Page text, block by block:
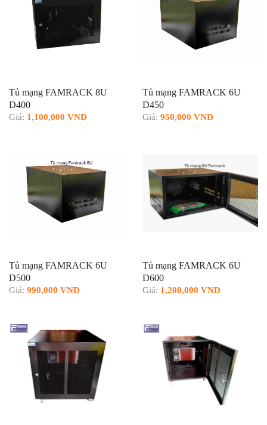
Tủ mạng FAMRACK 8U
D400
Giá: 1,100,000 VND
Tủ mạng FAMRACK 6U
D450
Giá: 950,000 VND
Tủ mạng FAMRACK 6U
D500
Giá: 990,000 VND
Tủ mạng FAMRACK 6U
D600
Giá: 1,200,000 VND